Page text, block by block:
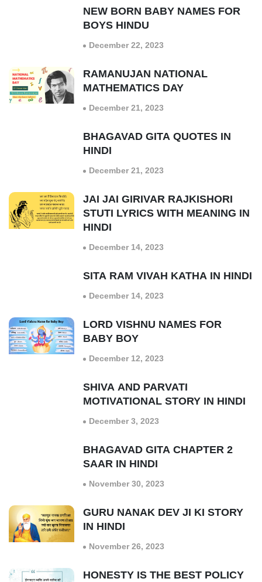
NEW BORN BABY NAMES FOR
BOYS HINDU
December 22, 2023
RAMANUJAN NATIONAL
MATHEMATICS DAY
December 21, 2023
BHAGAVAD GITA QUOTES IN
HINDI
December 21, 2023
JAI JAI GIRIVAR RAJKISHORI
STUTI LYRICS WITH MEANING IN
HINDI
December 14, 2023
SITA RAM VIVAH KATHA IN HINDI
December 14, 2023
LORD VISHNU NAMES FOR
BABY BOY
December 12, 2023
SHIVA AND PARVATI
MOTIVATIONAL STORY IN HINDI
December 3, 2023
BHAGAVAD GITA CHAPTER 2
SAAR IN HINDI
November 30, 2023
GURU NANAK DEV JI KI STORY
IN HINDI
November 26, 2023
HONESTY IS THE BEST POLICY